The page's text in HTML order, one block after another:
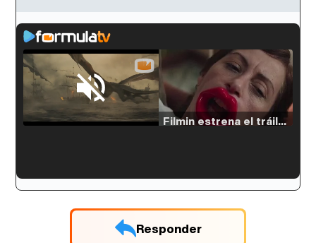
Unmute
Loaded:
Filmin estrena el tráiler de 'Millennial Mal', su nueva comedia universitaria de la mano de Lorena Iglesias
Responder